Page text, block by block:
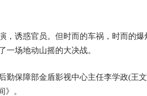
，诱惑官员。但时而的车祸，时而的
一场地动山摇的大决战。
勤保障部金盾影视中心主任李学政(王
》。